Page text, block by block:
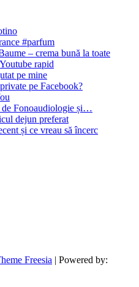
#parfum
– crema bună la toate
rapid
pe mine
pe Facebook?
de Fonoaudiologie și…
dejun preferat
și ce vreau să încerc
Freesia | Powered by: